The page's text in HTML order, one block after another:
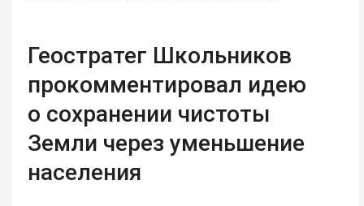
Геостратег Школьников
прокомментировал идею
о сохранении чистоты
Земли через уменьшение
населения